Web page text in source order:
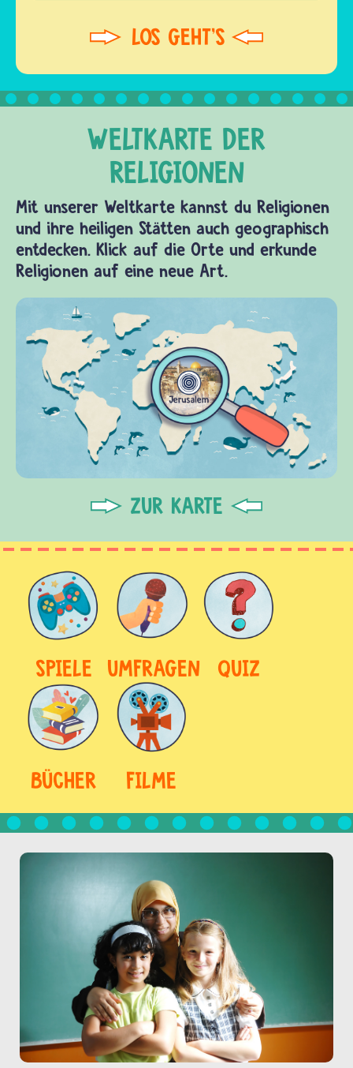
Mit unserer Weltkarte kannst du Religionen
und ihre heiligen Stätten auch geographisch
entdecken. Klick auf die Orte und erkunde
Religionen auf eine neue Art.
ZUR KARTE
SPIELE UMFRAGEN QUIZ
BÜCHER FILME